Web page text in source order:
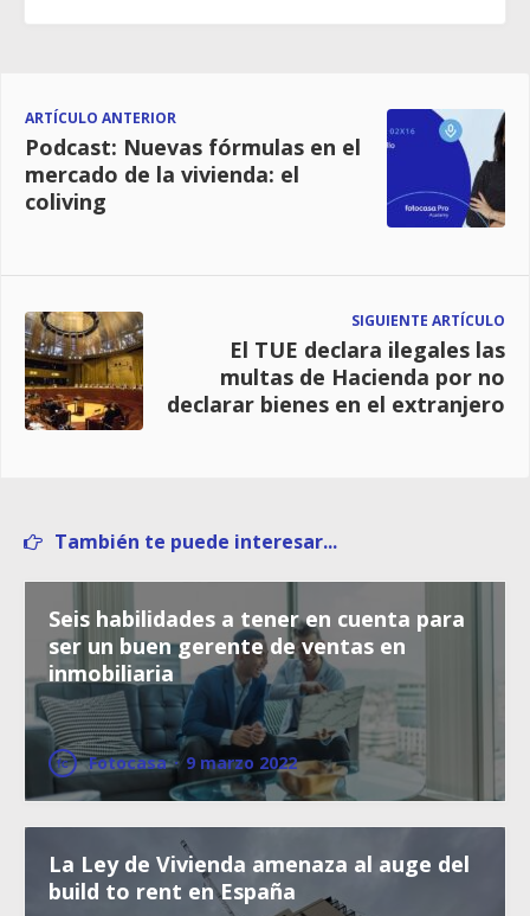
ARTÍCULO ANTERIOR
Podcast: Nuevas fórmulas en el
mercado de la vivienda: el
coliving
SIGUIENTE ARTÍCULO
El TUE declara ilegales las
multas de Hacienda por no
declarar bienes en el extranjero
También te puede interesar...
Seis habilidades a tener en cuenta para
ser un buen gerente de ventas en
inmobiliaria
Fotocasa · 9 marzo 2022
La Ley de Vivienda amenaza al auge del
build to rent en España